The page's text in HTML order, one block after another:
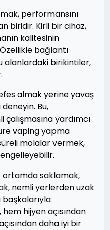
performansını
biridir. Kirli bir cihaz,
kalitesinin
bağlantı
alanlardaki birikintiler,
almak yerine yavaş
Bu,
yardımcı
vaping yapma
süreli molalar vermek,
engelleyebilir.
ortamda saklamak,
nemli yerlerden uzak
başkalarıyla
hijyen açısından
daha iyi bir